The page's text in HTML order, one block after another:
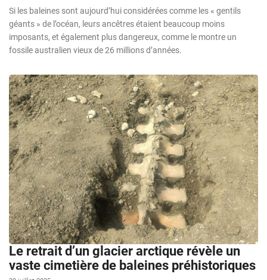
Si les baleines sont aujourd’hui considérées comme les « gentils
géants » de l’océan, leurs ancêtres étaient beaucoup moins
imposants, et également plus dangereux, comme le montre un
fossile australien vieux de 26 millions d’années.
Le retrait d’un glacier arctique révèle un
vaste cimetière de baleines préhistoriques